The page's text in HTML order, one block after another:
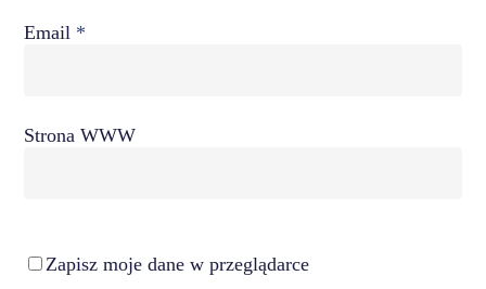
Email *
Strona WWW
Zapisz moje dane w przeglądarce